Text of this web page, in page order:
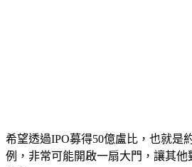
希望透過IPO募得50億盧比，也就是
例，非常可能開啟一扇大門，讓其